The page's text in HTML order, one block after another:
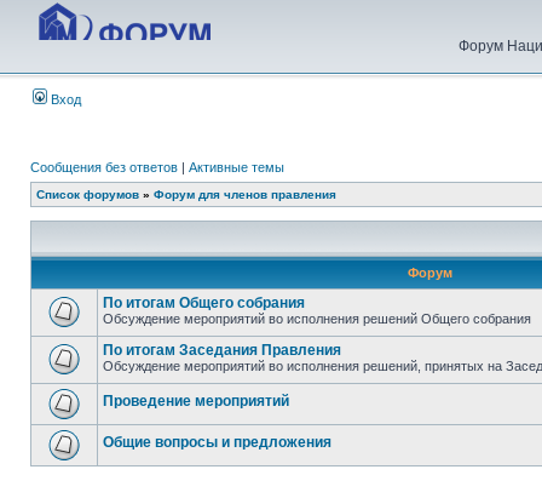
Форум
Вход
Сообщения без ответов | Активные темы
Список форумов » Форум для членов правления
Форум
По итогам Общего собрания
Обсуждение мероприятий во исполнения решений Общего собрания
По итогам Заседания Правления
Обсуждение мероприятий во исполнения решений, принятых на
Проведение мероприятий
Общие вопросы и предложения